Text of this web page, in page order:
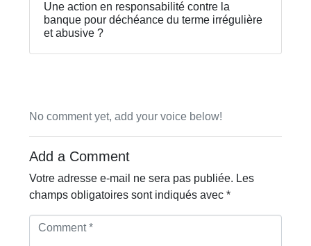
Une action en responsabilité contre la
banque pour déchéance du terme irrégulière
et abusive ?
No comment yet, add your voice below!
Add a Comment
Votre adresse e-mail ne sera pas publiée. Les
champs obligatoires sont indiqués avec*